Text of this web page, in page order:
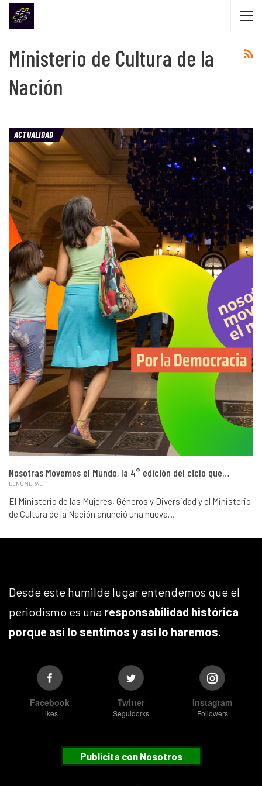
Ministerio de Cultura de la
Nación
ACTUALIDAD
Nosotras Movemos el Mundo, la 4° edición del ciclo que…
ELNUMERAL
El Ministerio de las Mujeres, Géneros y Diversidad y el Ministerio
de Cultura de la Nación anunció una nueva…
Desde este humilde lugar entendemos que el
periodismo es una responsabilidad histórica
porque así lo sentimos y así lo haremos.
Facebook
Likes
Twitter
Seguidorxs
Instagram
Followers
Publicita con Nosotros